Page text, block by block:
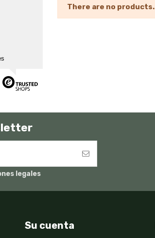
There are no products.
legales
Su cuenta